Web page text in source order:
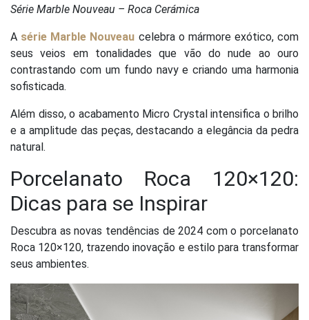
Série Marble Nouveau – Roca Cerámica
A série Marble Nouveau celebra o mármore exótico, com
seus veios em tonalidades que vão do nude ao ouro
contrastando com um fundo navy e criando uma harmonia
sofisticada.
Além disso, o acabamento Micro Crystal intensifica o brilho
e a amplitude das peças, destacando a elegância da pedra
natural.
Porcelanato Roca 120×120:
Dicas para se Inspirar
Descubra as novas tendências de 2024 com o porcelanato
Roca 120×120, trazendo inovação e estilo para transformar
seus ambientes.